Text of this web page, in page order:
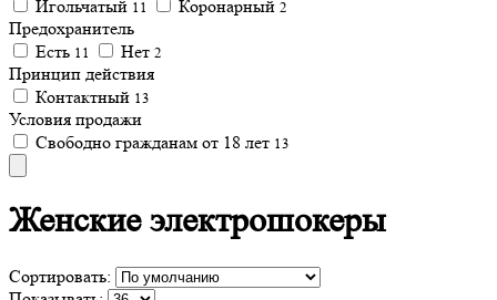
Игольчатый 11 Коронарный 2
Предохранитель
Есть 11 Нет 2
Принцип действия
Контактный 13
Условия продажи
Свободно гражданам от 18 лет 13
Женские электрошокеры
Сортировать: